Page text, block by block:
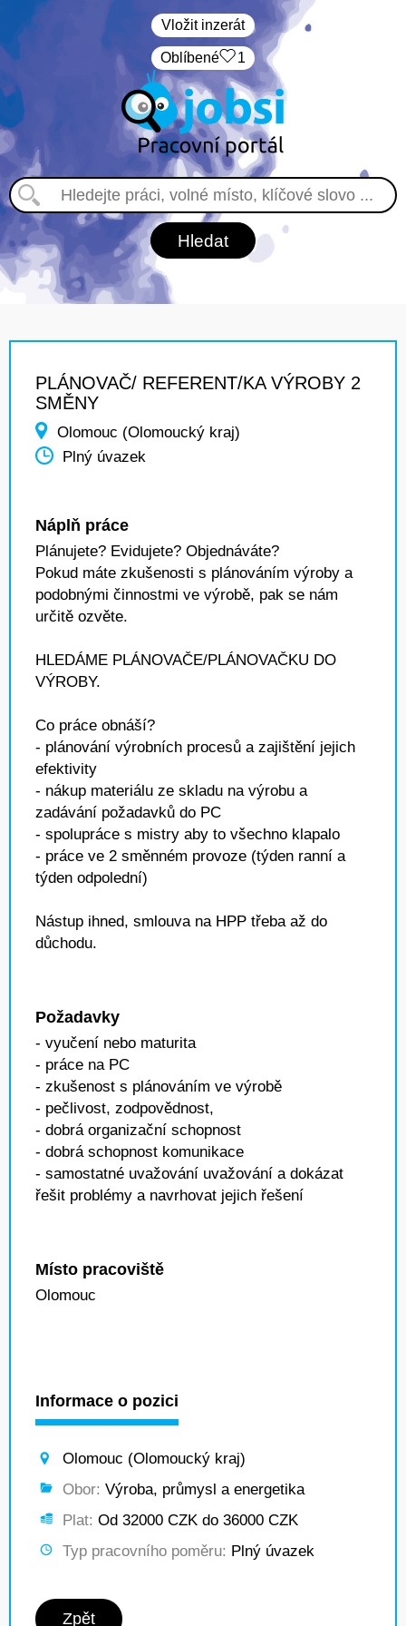
Vložit inzerát
Oblíbené 1
PLÁNOVAČ/ REFERENT/KA VÝROBY 2
SMĚNY
Olomouc (Olomoucký kraj)
Plný úvazek
Náplň práce
Plánujete? Evidujete? Objednáváte?
Pokud máte zkušenosti s plánováním výroby a
podobnými činnostmi ve výrobě, pak se nám
určitě ozvěte.
HLEDÁME PLÁNOVAČE/PLÁNOVAČKU DO
VÝROBY.
Co práce obnáší?
- plánování výrobních procesů a zajištění jejich
efektivity
- nákup materiálu ze skladu na výrobu a
zadávání požadavků do PC
- spolupráce s mistry aby to všechno klapalo
- práce ve 2 směnném provoze (týden ranní a
týden odpolední)
Nástup ihned, smlouva na HPP třeba až do
důchodu.
Požadavky
- vyučení nebo maturita
- práce na PC
- zkušenost s plánováním ve výrobě
- pečlivost, zodpovědnost,
- dobrá organizační schopnost
- dobrá schopnost komunikace
- samostatné uvažování uvažování a dokázat
řešit problémy a navrhovat jejich řešení
Místo pracoviště
Olomouc
Informace o pozici
Olomouc (Olomoucký kraj)
Obor: Výroba, průmysl a energetika
Plat: Od 32000 CZK do 36000 CZK
Typ pracovního poměru: Plný úvazek
Zpět